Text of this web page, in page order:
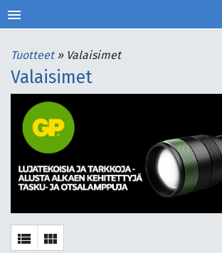
menu
Valaisimet
view_list view_module
Tuotteet »Valaisimet